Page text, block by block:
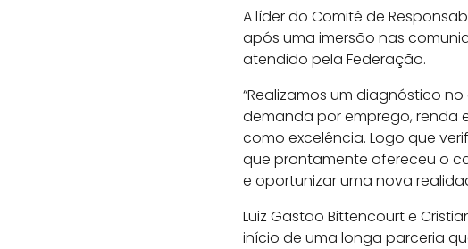
A líder do Comitê de
após uma imersão nas
atendido pela Federação.
“Realizamos um diagnóstico
demanda por emprego, renda
como excelência. Logo que
que prontamente ofereceu o
e oportunizar uma nova
Luiz Gastão Bittencourt e
início de uma longa parceria